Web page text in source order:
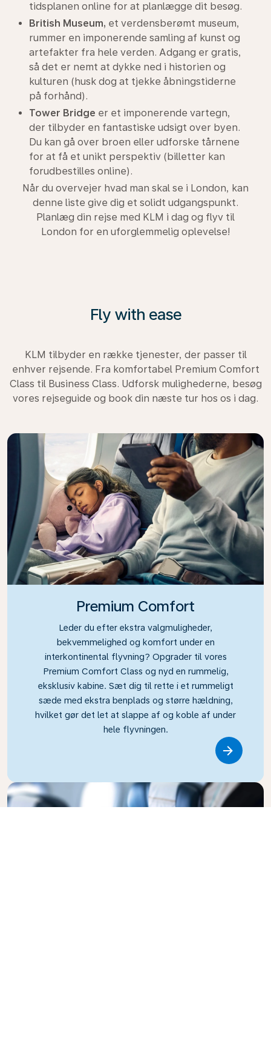
tidsplanen online for at planlægge dit besøg.
British Museum, et verdensberømt museum,
rummer en imponerende samling af kunst og
artefakter fra hele verden. Adgang er gratis,
så det er nemt at dykke ned i historien og
kulturen (husk dog at tjekke åbningstiderne
på forhånd).
Tower Bridge er et imponerende vartegn,
der tilbyder en fantastiske udsigt over byen.
Du kan gå over broen eller udforske tårnene
for at få et unikt perspektiv (billetter kan
forudbestilles online).
Når du overvejer hvad man skal se i London, kan
denne liste give dig et solidt udgangspunkt.
Planlæg din rejse med KLM i dag og flyv til
London for en uforglemmelig oplevelse!
Fly with ease
KLM tilbyder en række tjenester, der passer til
enhver rejsende. Fra komfortabel Premium Comfort
Class til Business Class. Udforsk mulighederne, besøg
vores rejseguide og book din næste tur hos os i dag.
Premium Comfort
Leder du efter ekstra valgmuligheder,
bekvemmelighed og komfort under en
interkontinental flyvning? Opgrader til vores
Premium Comfort Class og nyd en rummelig,
eksklusiv kabine. Sæt dig til rette i et rummeligt
sæde med ekstra benplads og større hældning,
hvilket gør det let at slappe af og koble af under
hele flyvningen.